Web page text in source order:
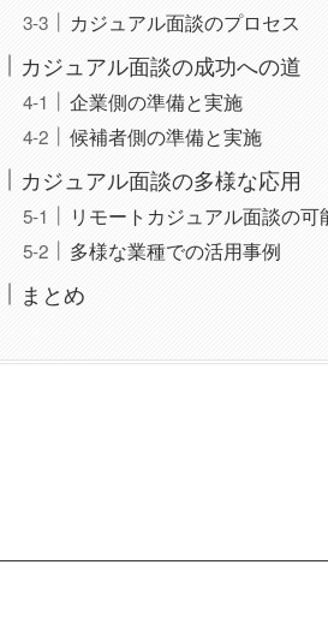
カジュアル面談のプロセス
カジュアル面談の成功への道
企業側の準備と実施
候補者側の準備と実施
カジュアル面談の多様な応用
リモートカジュアル面談の可
多様な業種での活用事例
まとめ